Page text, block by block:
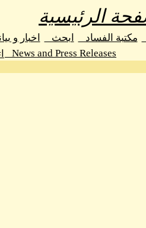
الرئيسية
مكتبة الفساد ابحث اخبار و
News and Press Releases